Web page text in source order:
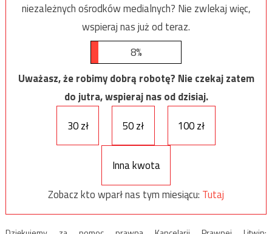
niezależnych ośrodków medialnych? Nie zwlekaj więc,
wspieraj nas już od teraz.
8%
Uważasz, że robimy dobrą robotę? Nie czekaj zatem
do jutra, wspieraj nas od dzisiaj.
30 zł
50 zł 100 zł
Inna kwota
Zobacz kto wparł nas tym miesiącu: Tutaj